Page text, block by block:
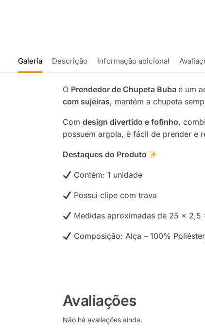
Galeria Descrição Informação adicional
O Prendedor de Chupeta Buba é um
com sujeiras, mantém a chupeta
Com design divertido e fofinho,
possuem argola, é fácil de prender e
Destaques do Produto
Contém: 1 unidade
Possui clipe com trava
Medidas aproximadas de 25 x 2,5
Composição: Alça – 100%
Avaliações
Não há avaliações ainda.